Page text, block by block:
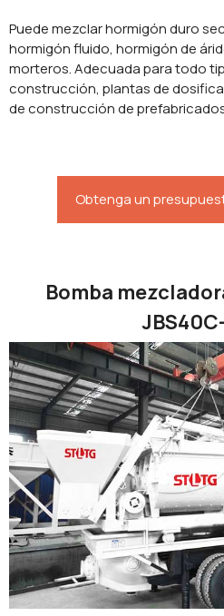
Puede mezclar hormigón duro
hormigón fluido, hormigón de
morteros. Adecuada para todo
construcción, plantas de
de construcción de
Obtenga un
Bomba